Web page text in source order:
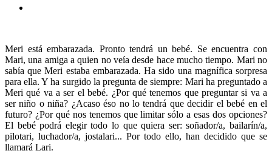
Meri está embarazada. Pronto tendrá un bebé. Se encuentra con
Mari, una amiga a quien no veía desde hace mucho tiempo. Mari no
sabía que Meri estaba embarazada. Ha sido una magnífica sorpresa
para ella. Y ha surgido la pregunta de siempre: Mari ha preguntado a
Meri qué va a ser el bebé. ¿Por qué tenemos que preguntar si va a
ser niño o niña? ¿Acaso éso no lo tendrá que decidir el bebé en el
futuro? ¿Por qué nos tenemos que limitar sólo a esas dos opciones?
El bebé podrá elegir todo lo que quiera ser: soñador/a, bailarín/a,
pilotari, luchador/a, jostalari... Por todo ello, han decidido que se
llamará Lari.